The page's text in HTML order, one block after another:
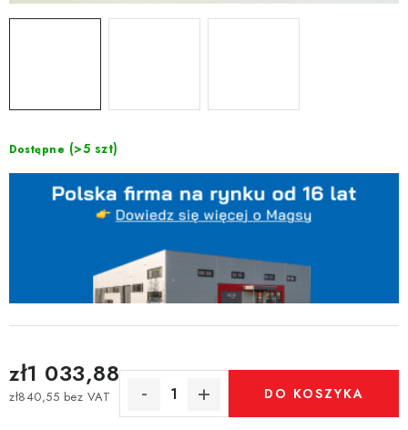
Dostępne (>5 szt)
zł1 033,88
zł840,55 bez VAT DO KOSZYKA